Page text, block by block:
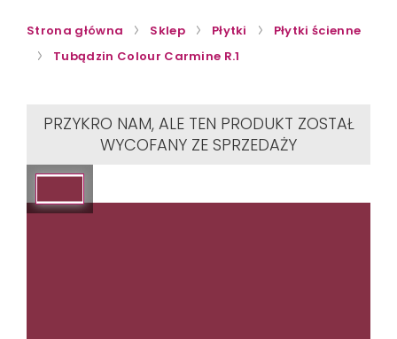
Strona główna Sklep Płytki
Płytki ścienne
Tubądzin Colour Carmine R.1
PRZYKRO NAM, ALE TEN PRODUKT ZOSTAŁ
WYCOFANY ZE SPRZEDAŻY